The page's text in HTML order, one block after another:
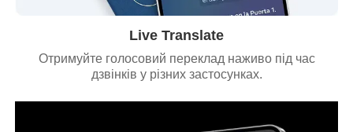
Live Translate
Отримуйте голосовий переклад наживо під час
дзвінків у різних застосунках.